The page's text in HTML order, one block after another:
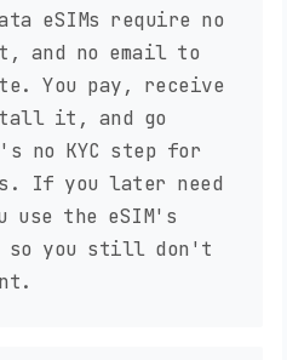
eSIMs require no
and no email to
You pay, receive
it, and go
no KYC step for
If you later need
use the eSIM's
so you still don't